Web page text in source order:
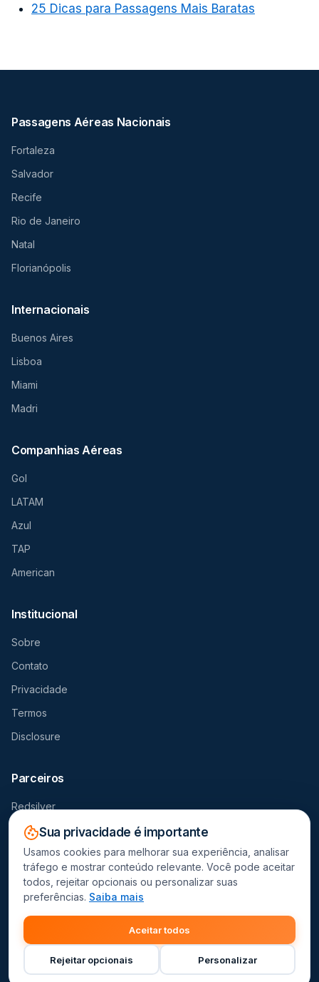
25 Dicas para Passagens Mais Baratas
Passagens Aéreas Nacionais
Fortaleza
Salvador
Recife
Rio de Janeiro
Natal
Florianópolis
Internacionais
Buenos Aires
Lisboa
Miami
Madri
Companhias Aéreas
Gol
LATAM
Azul
TAP
American
Institucional
Sobre
Contato
Privacidade
Termos
Disclosure
Parceiros
Redsilver
Seguro Viagem
Destravador
compras realizadas através dos nossos parceiros.
© 2026 Decolanet - Comparador de Passagens Aéreas.
Sua privacidade é importante
Usamos cookies para melhorar sua experiência, analisar
tráfego e mostrar conteúdo relevante. Você pode aceitar
todos, rejeitar opcionais ou personalizar suas
preferências. Saiba mais
Rejeitar opcionais Personalizar
Aceitar todos